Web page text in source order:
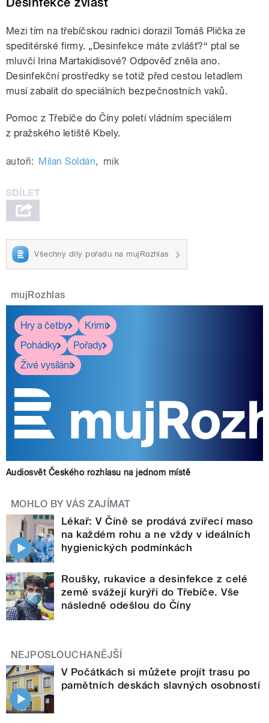
Mezi tím na třebíčskou radnici dorazil Tomáš Plička ze
speditérské firmy. „Desinfekce máte zvlášť?“ ptal se
mluvčí Irina Martakidisové? Odpověď zněla ano.
Desinfekční prostředky se totiž před cestou letadlem
musí zabalit do speciálních bezpečnostních vaků.
Pomoc z Třebíče do Číny poletí vládním speciálem
z pražského letiště Kbely.
autoři: Milan Soldán, mik
Všechny díly pořadu na mujRozhlas
mujRozhlas
Hry a četby
Krimi
Pohádky
Pořady
Živé vysílání
Audiosvět Českého rozhlasu na jednom místě
MOHLO BY VÁS ZAJÍMAT
Lékař: V Číně se prodává zvířecí maso
na každém rohu a ne vždy v ideálních
hygienických podmínkách
Roušky, rukavice a desinfekce z celé
země svážejí kurýři do Třebíče. Vše
následně odešlou do Číny
NEJPOSLOUCHANĚJŠÍ
V Počátkách si můžete projít trasu po
pamětních deskách slavných osobností